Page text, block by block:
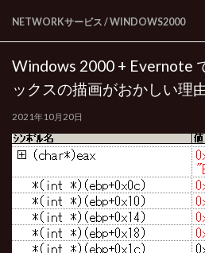
NETWORKサービス /WINDOWS2000
Windows 2000 + Evernote
ックスの描画がおかしい理
2021年10月20日